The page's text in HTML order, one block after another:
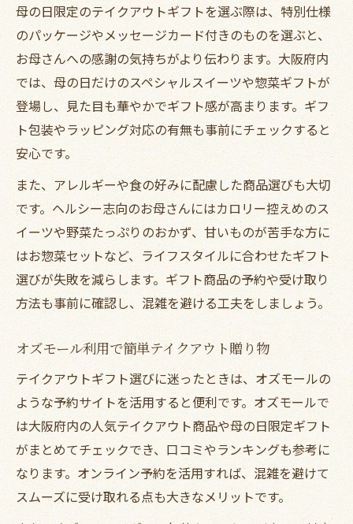
母の日限定のテイクアウトギフトを選ぶ際は、特別仕様
のパッケージやメッセージカード付きのものを選ぶと、
お母さんへの感謝の気持ちがより伝わります。大阪府内
では、母の日だけのスペシャルスイーツや惣菜ギフトが
登場し、見た目も華やかでギフト感が高まります。ギフ
ト包装やラッピング対応の有無も事前にチェックすると
安心です。
また、アレルギーや食の好みに配慮した商品選びも大切
です。ヘルシー志向のお母さんにはカロリー控えめのス
イーツや野菜たっぷりのおかず、甘いものが苦手な方に
はお惣菜セットなど、ライフスタイルに合わせたギフト
選びが失敗を減らします。ギフト商品の予約や受け取り
方法も事前に確認し、混雑を避ける工夫をしましょう。
オズモール利用で簡単テイクアウト贈り物
テイクアウトギフト選びに迷ったときは、オズモールの
ような予約サイトを活用すると便利です。オズモールで
は大阪府内の人気テイクアウト商品や母の日限定ギフト
がまとめてチェックでき、口コミやランキングも参考に
なります。オンライン予約を活用すれば、混雑を避けて
スムーズに受け取れる点も大きなメリットです。